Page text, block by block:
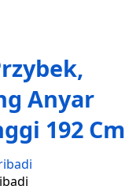
Anyar
192 Cm